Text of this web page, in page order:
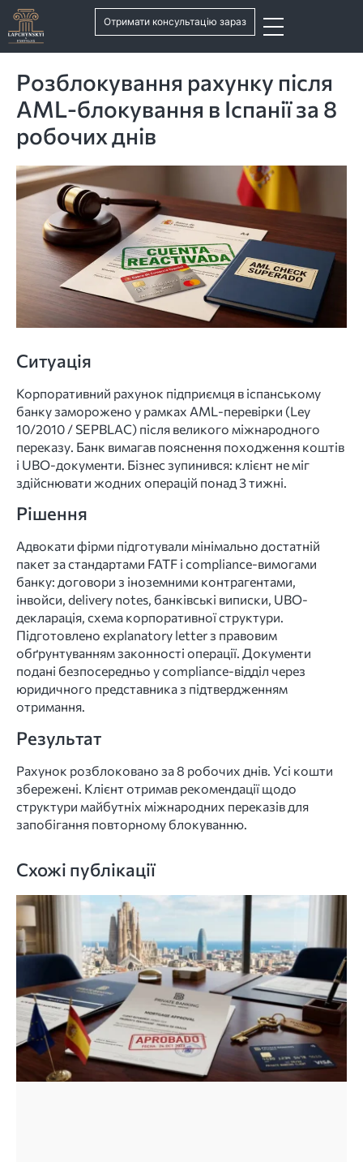
Отримати консультацію зараз
Розблокування рахунку після
AML-блокування в Іспанії за 8
робочих днів
Ситуація
Корпоративний рахунок підприємця в іспанському
банку заморожено у рамках AML-перевірки (Ley
10/2010 / SEPBLAC) після великого міжнародного
переказу. Банк вимагав пояснення походження коштів
і UBO-документи. Бізнес зупинився: клієнт не міг
здійснювати жодних операцій понад 3 тижні.
Рішення
Адвокати фірми підготували мінімально достатній
пакет за стандартами FATF і compliance-вимогами
банку: договори з іноземними контрагентами,
інвойси, delivery notes, банківські виписки, UBO-
декларація, схема корпоративної структури.
Підготовлено explanatory letter з правовим
обґрунтуванням законності операції. Документи
подані безпосередньо у compliance-відділ через
юридичного представника з підтвердженням
отримання.
Результат
Рахунок розблоковано за 8 робочих днів. Усі кошти
збережені. Клієнт отримав рекомендації щодо
структури майбутніх міжнародних переказів для
запобігання повторному блокуванню.
Схожі публікації